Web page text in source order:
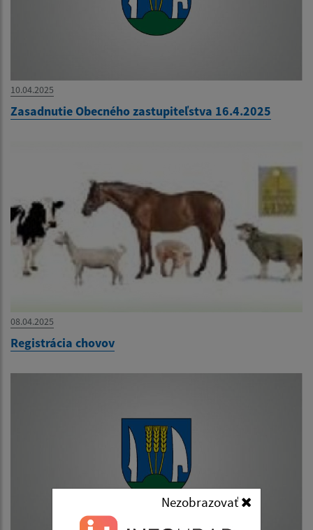
Nezobrazovať
10.04.2025
Zasadnutie Obecného zastupiteľstva 16.4.2025
08.04.2025
Registrácia chovov